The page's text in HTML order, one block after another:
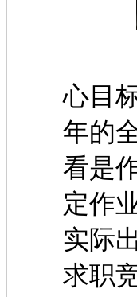
聚
心目
年的
看是
定作
实际
求职